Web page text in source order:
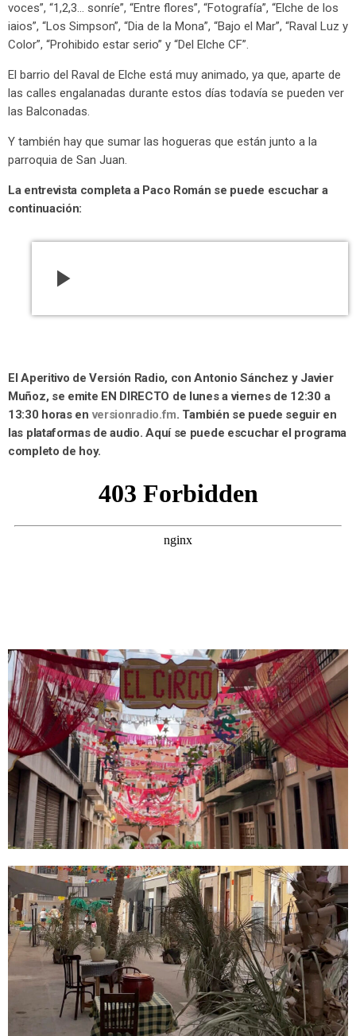
voces”, “1,2,3… sonríe”, “Entre flores”, “Fotografía”, “Elche de los
iaios”, “Los Simpson”, “Dia de la Mona”, “Bajo el Mar”, “Raval Luz y
Color”, “Prohibido estar serio” y “Del Elche CF”.
El barrio del Raval de Elche está muy animado, ya que, aparte de
las calles engalanadas durante estos días todavía se pueden ver
las Balconadas.
Y también hay que sumar las hogueras que están junto a la
parroquia de San Juan.
La entrevista completa a Paco Román se puede escuchar a
continuación:
play_arrow
El Aperitivo de Versión Radio, con Antonio Sánchez y Javier
Muñoz, se emite EN DIRECTO de lunes a viernes de 12:30 a
13:30 horas en versionradio.fm. También se puede seguir en
las plataformas de audio. Aquí se puede escuchar el programa
completo de hoy.